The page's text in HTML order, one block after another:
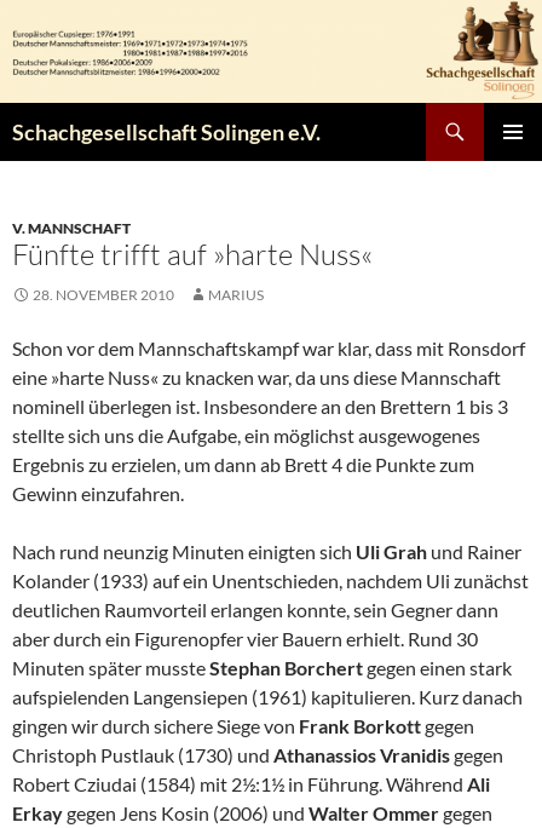
Inhalt
springen
Schachgesellschaft Solingen e.V.
V. MANNSCHAFT
Fünfte trifft auf »harte Nuss«
28. NOVEMBER 2010 MARIUS
Schon vor dem Mannschaftskampf war klar, dass mit Ronsdorf
eine »harte Nuss« zu knacken war, da uns diese Mannschaft
nominell überlegen ist. Insbesondere an den Brettern 1 bis 3
stellte sich uns die Aufgabe, ein möglichst ausgewogenes
Ergebnis zu erzielen, um dann ab Brett 4 die Punkte zum
Gewinn einzufahren.
Nach rund neunzig Minuten einigten sich Uli Grah und Rainer
Kolander (1933) auf ein Unentschieden, nachdem Uli zunächst
deutlichen Raumvorteil erlangen konnte, sein Gegner dann
aber durch ein Figurenopfer vier Bauern erhielt. Rund 30
Minuten später mussteStephan Borchertgegen einen stark
aufspielenden Langensiepen (1961) kapitulieren. Kurz danach
gingen wir durch sichere Siege von Frank Borkottgegen
Christoph Pustlauk (1730) und Athanassios Vranidisgegen
Robert Cziudai (1584) mit 2½:1½ in Führung. Während Ali
Erkaygegen Jens Kosin (2006) und Walter Ommergegen